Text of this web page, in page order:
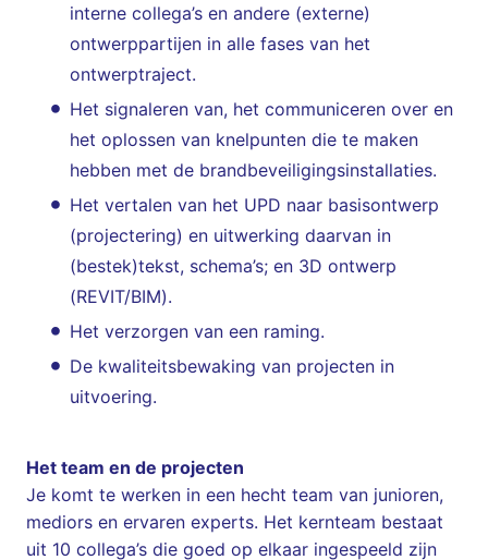
interne collega’s en andere (externe)
ontwerppartijen in alle fases van het
ontwerptraject.
Het signaleren van, het communiceren over en
het oplossen van knelpunten die te maken
hebben met de brandbeveiligingsinstallaties.
Het vertalen van het UPD naar basisontwerp
(projectering) en uitwerking daarvan in
(bestek)tekst, schema’s; en 3D ontwerp
(REVIT/BIM).
Het verzorgen van een raming.
De kwaliteitsbewaking van projecten in
uitvoering.
Het team en de projecten
Je komt te werken in een hecht team van junioren,
mediors en ervaren experts. Het kernteam bestaat
uit 10 collega’s die goed op elkaar ingespeeld zijn